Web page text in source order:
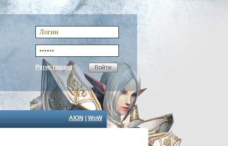
Регистрация
AION WoW